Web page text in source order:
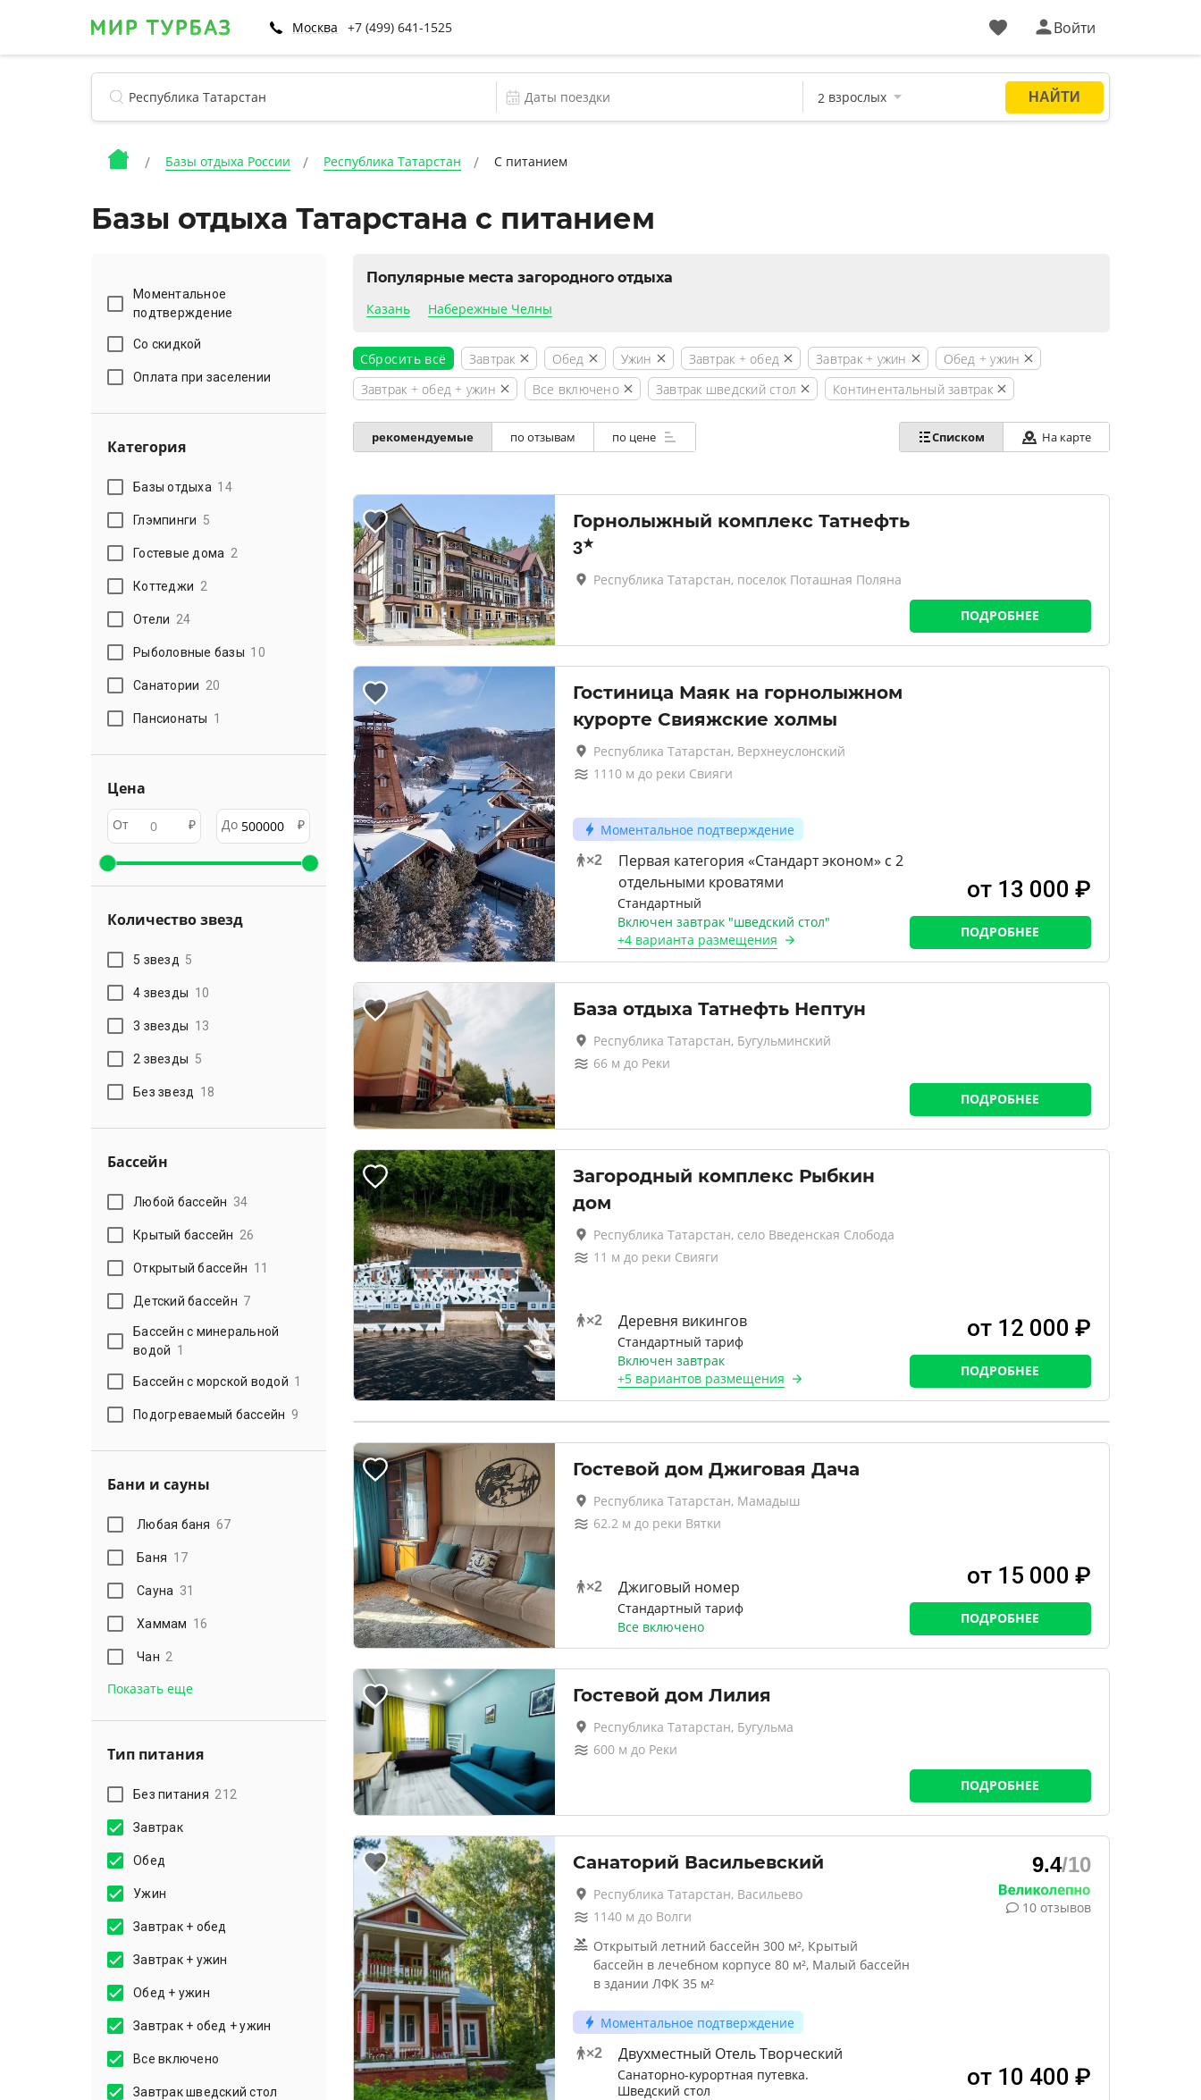
Москва +7 (499) 641-1525 Войти
Базы отдыха России Республика Татарстан С питанием
Базы отдыха Татарстана с питанием
Моментальное
подтверждение
Со скидкой
Оплата при заселении
Категория
Базы отдыха 14
Глэмпинги 5
Гостевые дома 2
Коттеджи 2
Отели 24
Рыболовные базы 10
Санатории 20
Пансионаты 1
Цена
От ₽ До ₽
Количество звезд
5 звезд 5
4 звезды 10
3 звезды 13
2 звезды 5
Без звезд 18
Бассейн
Любой бассейн 34
Крытый бассейн 26
Открытый бассейн 11
Детский бассейн 7
Бассейн с минеральной
водой 1
Бассейн с морской водой 1
Подогреваемый бассейн 9
Бани и сауны
Любая баня 67
Баня 17
Сауна 31
Хаммам 16
Чан 2
Показать еще
Тип питания
Без питания 212
Завтрак
Обед
Ужин
Завтрак + обед
Завтрак + ужин
Обед + ужин
Завтрак + обед + ужин
Все включено
Завтрак шведский стол
Популярные места загородного отдыха
Казань Набережные Челны
Сбросить всё Завтрак Обед Ужин Завтрак + обед Завтрак + ужин
Обед + ужин
Завтрак + обед + ужин
Все включено Завтрак шведский стол Континентальный завтрак
рекомендуемые по отзывам по цене Списком На карте
Горнолыжный комплекс Татнефть
3★
Республика Татарстан, поселок Поташная Поляна
ПОДРОБНЕЕ
Гостиница Маяк на горнолыжном
курорте Свияжские холмы
Республика Татарстан, Верхнеуслонский
1110м до реки Свияги
Моментальное подтверждение
×2
Первая категория «Стандарт эконом» с 2
отдельными кроватями
Стандартный
Включен завтрак "шведский стол"
+4 варианта размещения
от 13 000 ₽
ПОДРОБНЕЕ
База отдыха Татнефть Нептун
Республика Татарстан, Бугульминский
66м до Реки
ПОДРОБНЕЕ
Загородный комплекс Рыбкин
дом
Республика Татарстан, село Введенская Слобода
11 м до реки Свияги
×2 Деревня викингов
Стандартный тариф
Включен завтрак
+5 вариантовразмещения
от 12 000 ₽
ПОДРОБНЕЕ
Гостевой дом Джиговая Дача
Республика Татарстан, Мамадыш
62.2м до реки Вятки
×2 Джиговый номер
Стандартный тариф
Все включено
от 15 000 ₽
ПОДРОБНЕЕ
Гостевой дом Лилия
Республика Татарстан, Бугульма
600м до Реки
ПОДРОБНЕЕ
Санаторий Васильевский
Республика Татарстан, Васильево
1140м до Волги
Открытый летний бассейн 300 м², Крытый
бассейн в лечебном корпусе 80 м², Малый бассейн
в здании ЛФК 35 м²
Моментальное подтверждение
×2 Двухместный Отель Творческий
Санаторно-курортная путевка.
Шведский стол
9.4/10
10 отзывов
от 10 400 ₽